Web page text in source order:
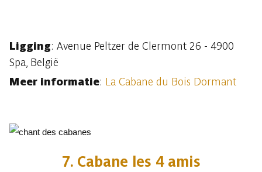
Ligging: Avenue Peltzer de Clermont 26 - 4900
Spa, België
Meer informatie: La Cabane du Bois Dormant
7. Cabane les 4 amis